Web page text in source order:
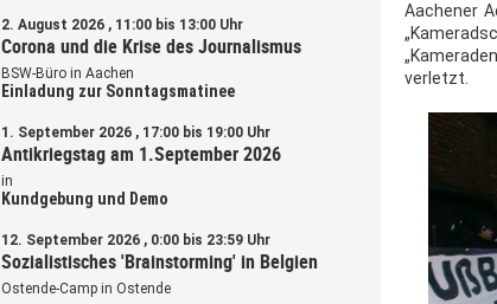
Aachener
verletzt.
2. August 2026 , 11:00 bis 13:00 Uhr
Corona und die Krise des Journalismus
BSW-Büro in Aachen
Einladung zur Sonntagsmatinee
1. September 2026 , 17:00 bis 19:00 Uhr
Antikriegstag am 1.September 2026
in
Kundgebung und Demo
12. September 2026 , 0:00 bis 23:59 Uhr
Sozialistisches 'Brainstorming' in Belgien
Ostende-Camp in Ostende